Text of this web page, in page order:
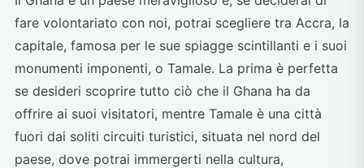
fare volontariato con noi, potrai scegliere tra Accra, la
capitale, famosa per le sue spiagge scintillanti e i suoi
monumenti imponenti, o Tamale. La prima è perfetta
se desideri scoprire tutto ciò che il Ghana ha da
offrire ai suoi visitatori, mentre Tamale è una città
fuori dai soliti circuiti turistici, situata nel nord del
paese, dove potrai immergerti nella cultura,